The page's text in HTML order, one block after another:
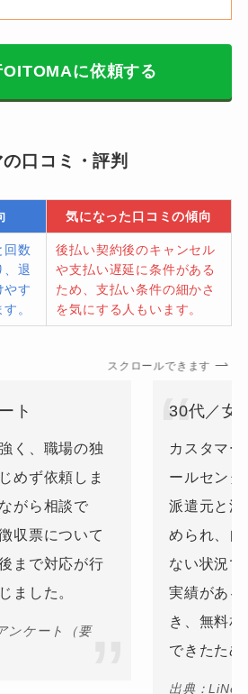
に依頼する
口コミ・評判
気になった口コミの傾向
回数
、退
やす
。
後払い契約後のキャンセル
や支払い遅延に条件がある
ため、支払い条件の細かさ
を気にする人もいます。
スクロールできます
ト
く、職場の独
めず依頼しま
がら相談で
収票について
まで対応が行
ました。
ンケート（要
30代／女
カスタマ
ールセン
派遣元と
められ、
ない状況
実績があ
き、無料
できたた
出典：